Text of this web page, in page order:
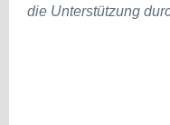
die Unterstützung